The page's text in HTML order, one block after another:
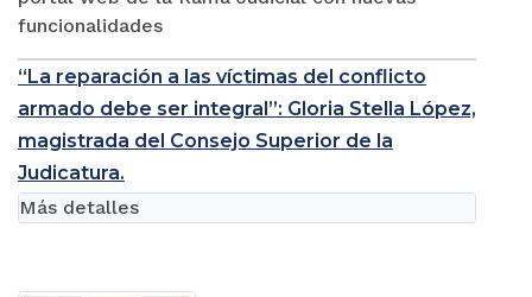
funcionalidades
“La reparación a las víctimas del conflicto
armado debe ser integral”: Gloria Stella López,
magistrada del Consejo Superior de la
Judicatura.
Más detalles